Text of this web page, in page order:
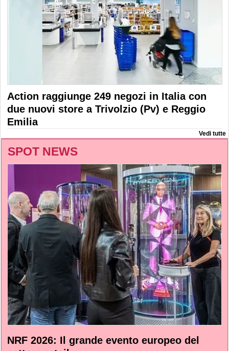
Action raggiunge 249 negozi in Italia con
due nuovi store a Trivolzio (Pv) e Reggio
Emilia
Vedi tutte
SPOT NEWS
NRF 2026: Il grande evento europeo del